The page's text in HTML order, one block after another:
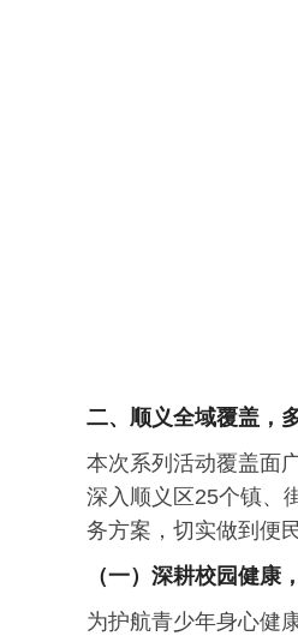
二、 顺义全域覆盖，
本次系列活动覆盖面
深入顺义区25个镇、
务方案，切实做到便
（一）深耕校园健康
为护航青少年身心健